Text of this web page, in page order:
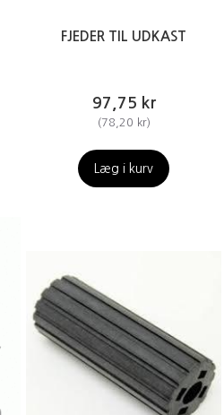
FJEDER TIL UDKAST
97,75 kr
(78,20 kr)
Læg i kurv